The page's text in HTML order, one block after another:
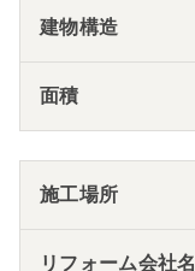
建物構造
面積
施工場所
リフォーム会社名